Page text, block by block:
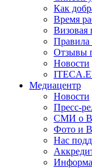
Как
Время
Визовая
Правила
Отзывы
Новости
Медиацентр
Новости
Пресс-
СМИ о
Фото и
Нас